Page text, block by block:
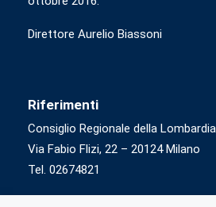
Direttore Aurelio Biassoni
Riferimenti
Consiglio Regionale della Lombardia
Via Fabio Flizi, 22 – 20124 Milano
Tel. 02674821